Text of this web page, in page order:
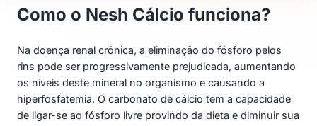
Como o Nesh Cálcio funciona?
Na doença renal crônica, a eliminação do fósforo pelos
rins pode ser progressivamente prejudicada, aumentando
os níveis deste mineral no organismo e causando a
hiperfosfatemia. O carbonato de cálcio tem a capacidade
de ligar-se ao fósforo livre provindo da dieta e diminuir sua